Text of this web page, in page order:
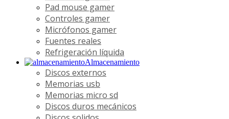
Pad mouse gamer
Controles gamer
Micrófonos gamer
Fuentes reales
Refrigeración líquida
Almacenamiento
Discos externos
Memorias usb
Memorias micro sd
Discos duros mecánicos